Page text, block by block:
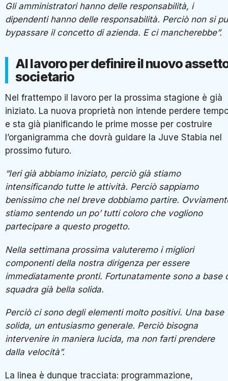
Gli amministratori hanno delle responsabilità, i
dipendenti hanno delle responsabilità. Perciò non si
bypassare il concetto di azienda. E ci mancherebbe”.
Al lavoro per definire il nuovo
societario
Nel frattempo il lavoro per la prossima stagione è già
iniziato. La nuova proprietà non intende perdere
e sta già pianificando le prime mosse per costruire
l’organigramma che dovrà guidare la Juve Stabia nel
prossimo futuro.
“Ieri già abbiamo iniziato, perciò già stiamo
intensificando tutte le attività. Perciò sappiamo
benissimo che nel breve dobbiamo partire.
stiamo sentendo un po’ tutti coloro che vogliono
partecipare a questo progetto.
Nella settimana prossima valuteremo i migliori
componenti della nostra dirigenza per essere
immediatamente pronti. Fortunatamente sono a base
squadra già bella solida.
Perciò ci sono degli elementi molto positivi. Una base
solida, un entusiasmo generale. Perciò bisogna
intervenire in maniera lucida, ma non farti prendere
dalla velocità”.
La linea è dunque tracciata: programmazione,